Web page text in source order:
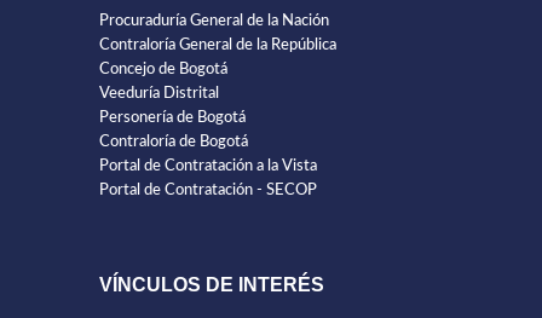
Procuraduría General de la Nación
Contraloría General de la República
Concejo de Bogotá
Veeduría Distrital
Personería de Bogotá
Contraloría de Bogotá
Portal de Contratación a la Vista
Portal de Contratación - SECOP
VÍNCULOS DE INTERÉS